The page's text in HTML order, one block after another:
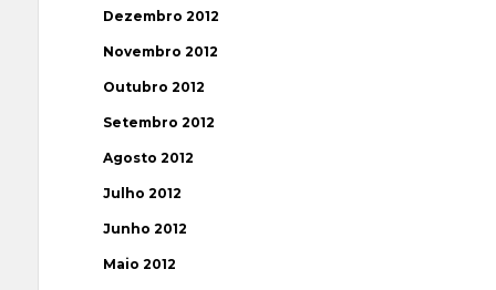
Dezembro 2012
Novembro 2012
Outubro 2012
Setembro 2012
Agosto 2012
Julho 2012
Junho 2012
Maio 2012